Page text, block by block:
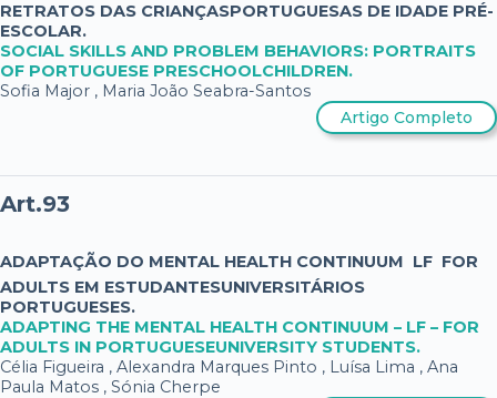
RETRATOS DAS CRIANÇASPORTUGUESAS DE IDADE PRÉ-
ESCOLAR.
SOCIAL SKILLS AND PROBLEM BEHAVIORS: PORTRAITS
OF PORTUGUESE PRESCHOOLCHILDREN.
Sofia Major , Maria João Seabra-Santos
Artigo Completo
Art.93
ADAPTAÇÃO DO MENTAL HEALTH CONTINUUM  LF  FOR
ADULTS EM ESTUDANTESUNIVERSITÁRIOS
PORTUGUESES.
ADAPTING THE MENTAL HEALTH CONTINUUM – LF – FOR
ADULTS IN PORTUGUESEUNIVERSITY STUDENTS.
Célia Figueira , Alexandra Marques Pinto , Luísa Lima , Ana
Paula Matos , Sónia Cherpe